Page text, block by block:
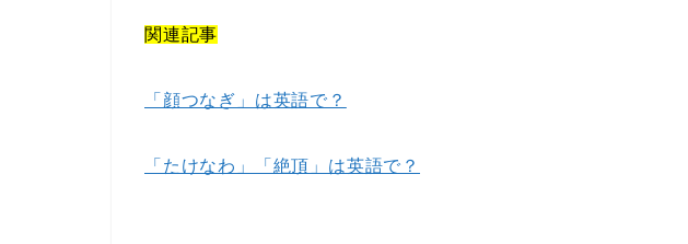
関連記事
「顔つなぎ」は英語で？
「たけなわ」「絶頂」は英語で？